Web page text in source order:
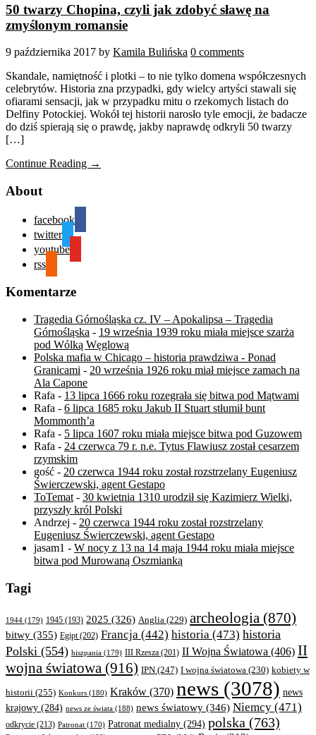
50 twarzy Chopina, czyli jak zdobyć sławę na
zmyślonym romansie
9 października 2017 by Kamila Bulińska 0 comments
Skandale, namiętność i plotki – to nie tylko domena współczesnych
celebrytów. Historia zna przypadki, gdy wielcy artyści stawali się
ofiarami sensacji, jak w przypadku mitu o rzekomych listach do
Delfiny Potockiej. Wokół tej historii narosło tyle emocji, że badacze
do dziś spierają się o prawdę, jakby naprawdę odkryli 50 twarzy
[…]
Continue Reading →
About
facebook
twitter
youtube
rss
Komentarze
Tragedia Górnośląska cz. IV – Apokalipsa – Tragedia
Górnośląska - 19 września 1939 roku miała miejsce szarża
pod Wólką Węglową
Polska mafia w Chicago – historia prawdziwa - Ponad
Granicami - 20 września 1926 roku miał miejsce zamach na
Ala Capone
Rafa - 13 lipca 1666 roku rozegrała się bitwa pod Mątwami
Rafa - 6 lipca 1685 roku Jakub II Stuart stłumił bunt
Mommonth’a
Rafa - 5 lipca 1607 roku miała miejsce bitwa pod Guzowem
Rafa - 24 czerwca 79 r. n.e. Tytus Flawiusz został cesarzem
rzymskim
gość - 20 czerwca 1944 roku został rozstrzelany Eugeniusz
Świerczewski, agent Gestapo
ToTemat - 30 kwietnia 1310 urodził się Kazimierz Wielki,
przyszły król Polski
Andrzej - 20 czerwca 1944 roku został rozstrzelany
Eugeniusz Świerczewski, agent Gestapo
jasam1 - W nocy z 13 na 14 maja 1944 roku miała miejsce
bitwa pod Murowaną Oszmianką
Tagi
1944 (179) 1945 (193) 2025 (326) Anglia (229) archeologia (870)
bitwy (355) Egipt (202) Francja (442) historia (473) historia
Polski (554) hiszpania (179) III Rzesza (201) II Wojna Światowa (406) II
wojna światowa (916) IPN (247) I wojna światowa (230) kobiety w
historii (255) Konkurs (180) Kraków (370) news (3078) news
krajowy (284) news ze świata (188) news światowy (346) Niemcy (471)
odkrycie (213) Patronat (170) Patronat medialny (294) polska (763)